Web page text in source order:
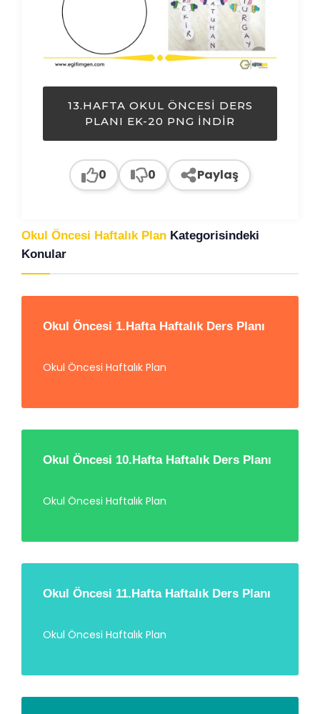
13.HAFTA OKUL ÖNCESI DERS
PLANI EK-20 PNG İNDIR
0 0 Paylaş
Okul Öncesi Haftalık Plan Kategorisindeki
Konular
Okul Öncesi 1.Hafta Haftalık Ders Planı
Okul Öncesi Haftalık Plan
Okul Öncesi 10.Hafta Haftalık Ders Planı
Okul Öncesi Haftalık Plan
Okul Öncesi 11.Hafta Haftalık Ders Planı
Okul Öncesi Haftalık Plan